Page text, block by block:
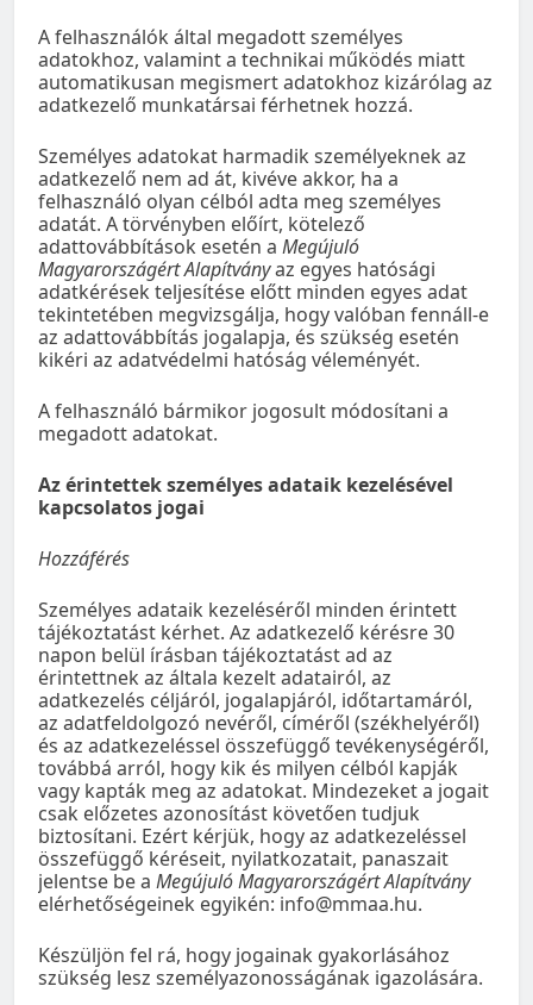
A felhasználók által megadott személyes
adatokhoz, valamint a technikai működés miatt
automatikusan megismert adatokhoz kizárólag az
adatkezelő munkatársai férhetnek hozzá.
Személyes adatokat harmadik személyeknek az
adatkezelő nem ad át, kivéve akkor, ha a
felhasználó olyan célból adta meg személyes
adatát. A törvényben előírt, kötelező
adattovábbítások esetén a Megújuló
Magyarországért Alapítványaz egyes hatósági
adatkérések teljesítése előtt minden egyes adat
tekintetében megvizsgálja, hogy valóban fennáll-e
az adattovábbítás jogalapja, és szükség esetén
kikéri az adatvédelmi hatóság véleményét.
A felhasználó bármikor jogosult módosítani a
megadott adatokat.
Az érintettek személyes adataik kezelésével
kapcsolatos jogai
Hozzáférés
Személyes adataik kezeléséről minden érintett
tájékoztatást kérhet. Az adatkezelő kérésre 30
napon belül írásban tájékoztatást ad az
érintettnek az általa kezelt adatairól, az
adatkezelés céljáról, jogalapjáról, időtartamáról,
az adatfeldolgozó nevéről, címéről (székhelyéről)
és az adatkezeléssel összefüggő tevékenységéről,
továbbá arról, hogy kik és milyen célból kapják
vagy kapták meg az adatokat. Mindezeket a jogait
csak előzetes azonosítást követően tudjuk
biztosítani. Ezért kérjük, hogy az adatkezeléssel
összefüggő kéréseit, nyilatkozatait, panaszait
jelentse be a Megújuló Magyarországért Alapítvány
elérhetőségeinek egyikén: info@mmaa.hu.
Készüljön fel rá, hogy jogainak gyakorlásához
szükség lesz személyazonosságának igazolására.